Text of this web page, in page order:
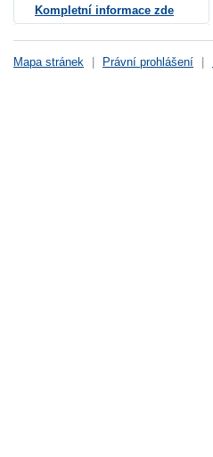
Kompletní informace zde
Mapa stránek Právní prohlášení